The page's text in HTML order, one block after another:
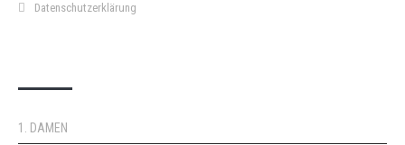
Datenschutzerklärung
1. DAMEN